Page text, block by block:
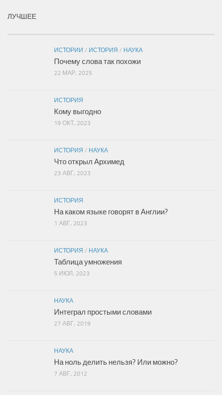
ЛУЧШЕЕ
ИСТОРИИ / ИСТОРИЯ / НАУКА
Почему слова так похожи
22 МАР, 2025
ИСТОРИЯ
Кому выгодно
19 ОКТ, 2023
ИСТОРИЯ / НАУКА
Что открыл Архимед
23 АВГ, 2023
ИСТОРИЯ
На каком языке говорят в Англии?
1 АВГ, 2023
ИСТОРИЯ / НАУКА
Таблица умножения
5 ИЮЛ, 2023
НАУКА
Интеграл простыми словами
27 АВГ, 2019
НАУКА
На ноль делить нельзя? Или можно?
7 АВГ, 2012